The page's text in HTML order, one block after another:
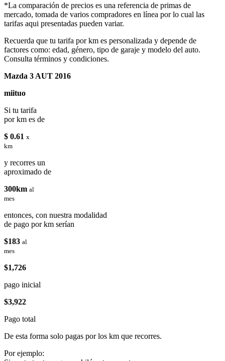
*La comparación de precios es una referencia de primas de
mercado, tomada de varios compradores en línea por lo cual las
tarifas aqui presentadas pueden variar.
Recuerda que tu tarifa por km es personalizada y depende de
factores como: edad, género, tipo de garaje y modelo del auto.
Consulta términos y condiciones.
Mazda 3 AUT 2016
miituo
Si tu tarifa
por km es de
$ 0.61 x
km
y recorres un
aproximado de
300km al
mes
entonces, con nuestra modalidad
de pago por km serían
$183 al
mes
$1,726
pago inicial
$3,922
Pago total
De esta forma solo pagas por los km que recorres.
Por ejemplo: